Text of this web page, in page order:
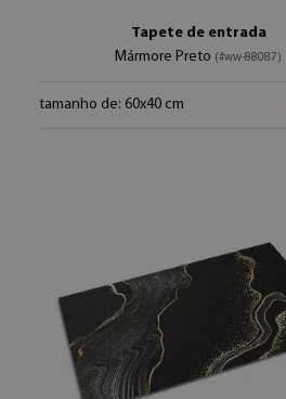
Tapete de entrada
Mármore Preto (#ww-88087)
tamanho de: 60x40 cm